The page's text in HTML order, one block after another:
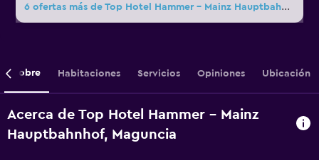
6 ofertas más de Top Hotel Hammer - Mainz Hauptbahnhof
Sobre Habitaciones Servicios Opiniones Ubicación
Acerca de Top Hotel Hammer - Mainz
Hauptbahnhof, Maguncia